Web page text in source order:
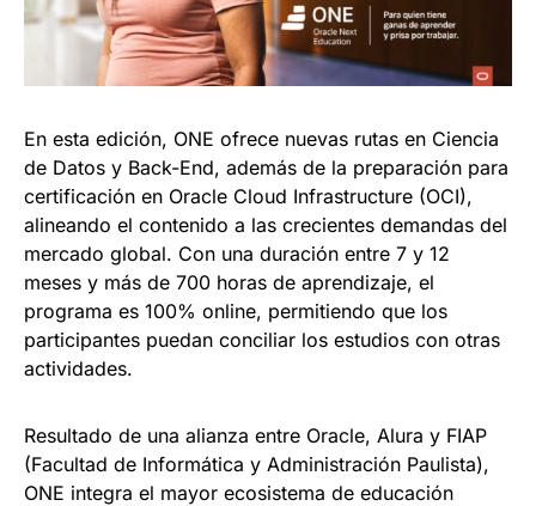
En esta edición, ONE ofrece nuevas rutas en Ciencia
de Datos y Back-End, además de la preparación para
certificación en Oracle Cloud Infrastructure (OCI),
alineando el contenido a las crecientes demandas del
mercado global. Con una duración entre 7 y 12
meses y más de 700 horas de aprendizaje, el
programa es 100% online, permitiendo que los
participantes puedan conciliar los estudios con otras
actividades.
Resultado de una alianza entre Oracle, Alura y FIAP
(Facultad de Informática y Administración Paulista),
ONE integra el mayor ecosistema de educación